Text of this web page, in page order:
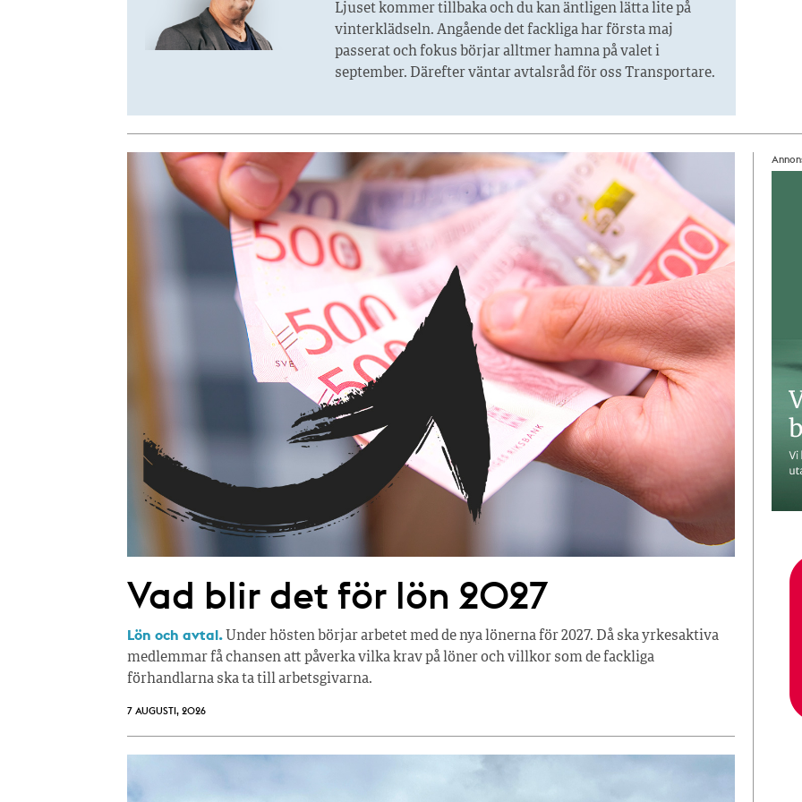
Ljuset kommer tillbaka och du kan äntligen lätta lite på
vinterklädseln. Angående det fackliga har första maj
passerat och fokus börjar alltmer hamna på valet i
september. Därefter väntar avtalsråd för oss Transportare.
Vad blir det för lön 2027
Lön och avtal. Under hösten börjar arbetet med de nya lönerna för 2027. Då ska yrkesaktiva
medlemmar få chansen att påverka vilka krav på löner och villkor som de fackliga
förhandlarna ska ta till arbetsgivarna.
7 AUGUSTI, 2026